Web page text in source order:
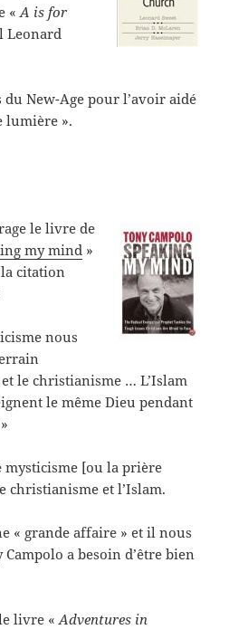
«A is for
Leonard
New-Age pour l’avoir aidé
lumière ».
le livre de
my mind »
citation
nous
le christianisme … L’Islam
le même Dieu pendant
[ou la prière
christianisme et l’Islam.
« grande affaire » et il nous
a besoin d’être bien
livre «Adventures in